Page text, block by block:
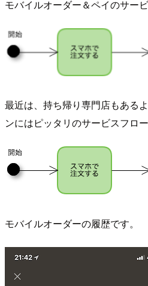
モバイルオーダー＆ペイのサー
最近は、持ち帰り専門店もある
ンにはピッタリのサービスフロー
モバイルオーダーの履歴です。